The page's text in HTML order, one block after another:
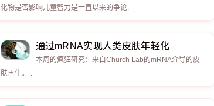
化物是否影响儿童智力是一直以来的争论.
通过mRNA实现人类皮肤年轻化
本周的疯狂研究：来自Church Lab的mRNA介导的皮
肤再生。 .